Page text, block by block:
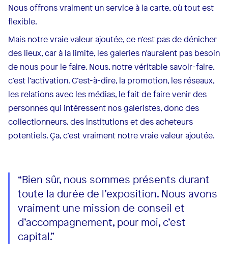
Nous offrons vraiment un service à la carte, où tout est
flexible.
Mais notre vraie valeur ajoutée, ce n’est pas de dénicher
des lieux, car à la limite, les galeries n’auraient pas besoin
de nous pour le faire. Nous, notre véritable savoir-faire,
c’est l’activation. C’est-à-dire, la promotion, les réseaux,
les relations avec les médias, le fait de faire venir des
personnes qui intéressent nos galeristes, donc des
collectionneurs, des institutions et des acheteurs
potentiels. Ça, c’est vraiment notre vraie valeur ajoutée.
“Bien sûr, nous sommes présents durant
toute la durée de l’exposition. Nous avons
vraiment une mission de conseil et
d’accompagnement, pour moi, c’est
capital.”